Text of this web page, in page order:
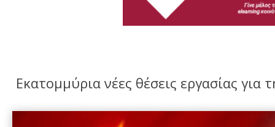
Εκατομμύρια νέες θέσεις εργασίας